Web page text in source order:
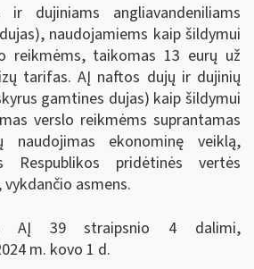
dujiniams angliavandeniliams
naudojamiems kaip šildymui
reikmėms, taikomas 13 eurų už
tarifas. AĮ naftos dujų ir dujinių
gamtines dujas) kaip šildymui
verslo reikmėms suprantamas
ekonominę veiklą,
Respublikos pridėtinės vertės
asmens.
AĮ 39 straipsnio 4 dalimi,
m. kovo 1 d.